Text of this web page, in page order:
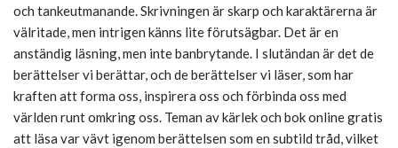
och tankeutmanande. Skrivningen är skarp och karaktärerna är
välritade, men intrigen känns lite förutsägbar. Det är en
anständig läsning, men inte banbrytande. I slutändan är det de
berättelser vi berättar, och de berättelser vi läser, som har
kraften att forma oss, inspirera oss och förbinda oss med
världen runt omkring oss. Teman av kärlek och bok online gratis
att läsa var vävt igenom berättelsen som en subtild tråd, vilket